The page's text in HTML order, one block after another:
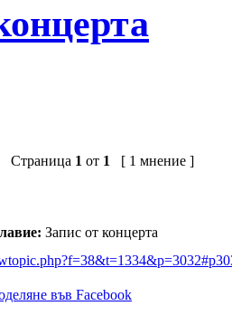
Страница 1 от 1
[ 1 мнение ]
Запис от концерта
във Facebook